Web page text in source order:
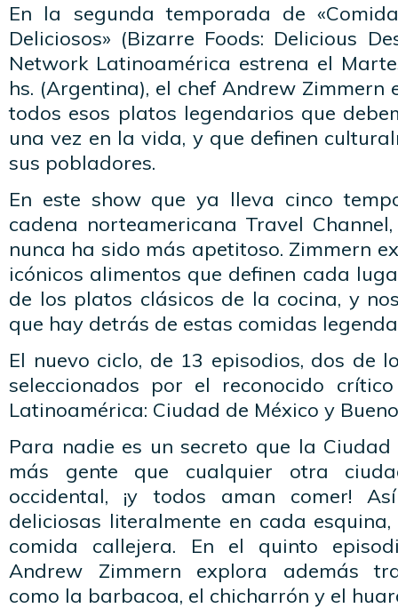
En la segunda temporada de
Deliciosos» (Bizarre Foods: Delicious
Network Latinoamérica estrena el
hs. (Argentina), el chef Andrew Zimmern
todos esos platos legendarios que
una vez en la vida, y que definen
sus pobladores.
En este show que ya lleva cinco
cadena norteamericana Travel
nunca ha sido más apetitoso. Zimmern
icónicos alimentos que definen cada
de los platos clásicos de la cocina, y
que hay detrás de estas comidas
El nuevo ciclo, de 13 episodios, dos de
seleccionados por el reconocido
Latinoamérica: Ciudad de México y
Para nadie es un secreto que la
más gente que cualquier otra
occidental, ¡y todos aman comer!
deliciosas literalmente en cada
comida callejera. En el quinto
Andrew Zimmern explora además
como la barbacoa, el chicharrón y el